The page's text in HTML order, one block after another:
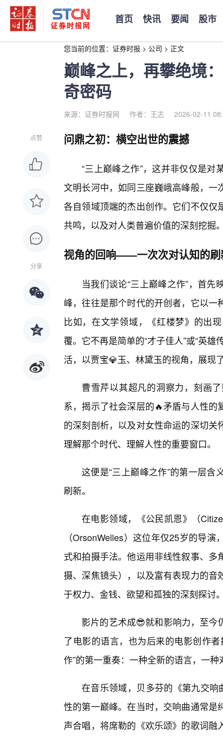
首页 快讯 要闻 股市
您当前的位置： 证券时报 > 公司 > 正文
巅峰之上，再攀绝境
奇密码
来源：证券时报网 作者：王志 2026-02-11
点赞
分享
问鼎之初：横空出世的震撼
“三上巅峰之作”，这并非仅仅是
文明长河中，如同三座巍峨高峰般，
各自领域顶端的杰出创作。它们不仅
共鸣，以及对人类普遍价值的深刻挖掘
视角的回响——一次次对认知的刷
当我们谈论“三上巅峰之作”，首
峰，往往是那个时代的开创者，它以
比如，在文学领域，《红楼梦》的出
覆。它不再是简单的“才子佳人”或“英
活，以贾宝💎玉、林黛玉的视角，展现
曹雪芹以其超凡的洞察力，刻画
系，揭示了社会深层的🔥矛盾与人性
的深刻剖析，以及对女性命运的深切
理解那个时代、理解人性的重要窗口。
这便是“三上巅峰之作”的第一层
刷新。
在电影领域，《公民凯恩》（
（OrsonWelles）这位年仅25岁的导
式和拍摄手法。他运用非线性叙事、
摄、深焦镜头），以及富有表现力的
于权力、金钱、欲望和孤独的深刻探讨
影片的艺术成😎就和影响力，至
了电影的语言，也为后来的电影创作
作”的第一重奏：一种全新的语言，一
在音乐领域，贝多芬的《第九交响
性的第一巅峰。在当时，交响曲通常
声合唱，将席勒的《欢乐颂》的歌词